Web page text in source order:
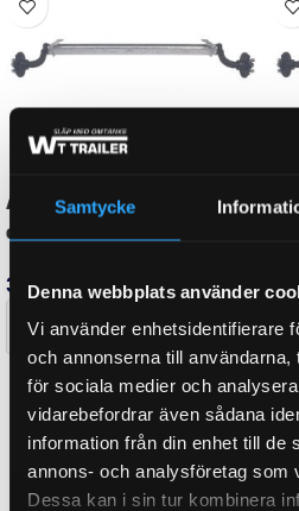
Samtycke
Denna webbplats använder
Vi använder enhetsidentifierare
och annonserna till användarna,
för sociala medier och
vidarebefordrar även sådana
information från din enhet till de
annons- och analysföretag som
Dessa kan i sin tur kombinera
FABRIKAT
AXEL B-MÅTT
TOTALVIKT
CC-MÅTT